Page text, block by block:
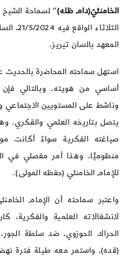
الخامنئيّ(دام ظله)” لسماحة الشيخ
المعهد بالسان تيريز.
استهل سماحته المحاضرة بالحديث
أساسي من هويته. وبالتالي
وناشط على المستويين الاجتماعي
يتصل بتاريخه العلمي والفكري.
صياغته الفكرية سواءً أكانت
منظوميًّا. وهذا أمر مفصلي في
للإمام الخامنئي (حفظه المولى).
واعتبر سماحته أن الإمام
لانشغالاته العلمية
الحراك الحوزوي، ضد سلطة الجور،
(قده)، واستمر معه طيلة فترة